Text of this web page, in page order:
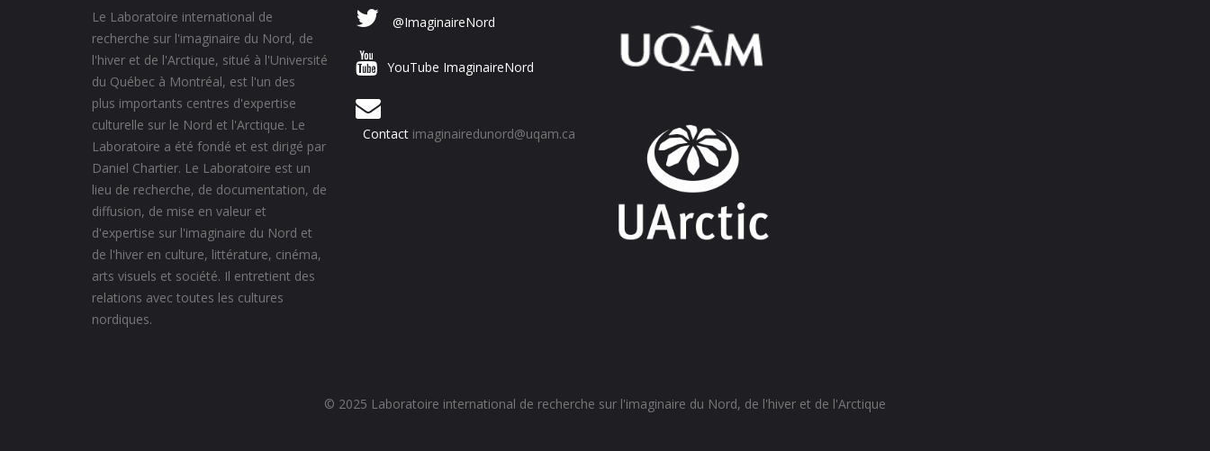
Le Laboratoire international de
recherche sur l'imaginaire du Nord, de
l'hiver et de l'Arctique, situé à l'Université
du Québec à Montréal, est l'un des
plus importants centres d'expertise
culturelle sur le Nord et l'Arctique. Le
Laboratoire a été fondé et est dirigé par
Daniel Chartier. Le Laboratoire est un
lieu de recherche, de documentation, de
diffusion, de mise en valeur et
d'expertise sur l'imaginaire du Nord et
de l'hiver en culture, littérature, cinéma,
arts visuels et société. Il entretient des
relations avec toutes les cultures
nordiques.
@ImaginaireNord
YouTube ImaginaireNord
Contactimaginairedunord@uqam.ca
© 2025 Laboratoire international de recherche sur l'imaginaire du Nord, de l'hiver et de l'Arctique